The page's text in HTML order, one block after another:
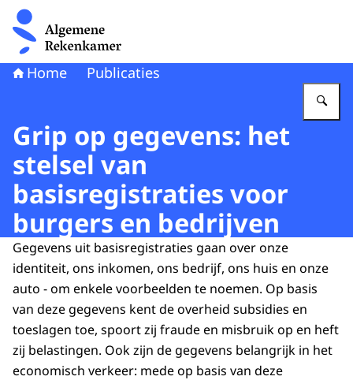
Naar de homepage van Algemene Rekenkamer
Home Publicaties
Grip op gegevens: het
stelsel van
basisregistraties voor
burgers en bedrijven
Gegevens uit basisregistraties gaan over onze
identiteit, ons inkomen, ons bedrijf, ons huis en onze
auto - om enkele voorbeelden te noemen. Op basis
van deze gegevens kent de overheid subsidies en
toeslagen toe, spoort zij fraude en misbruik op en heft
zij belastingen. Ook zijn de gegevens belangrijk in het
economisch verkeer: mede op basis van deze